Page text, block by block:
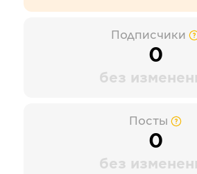
Подписчики
0
без
Посты
0
без